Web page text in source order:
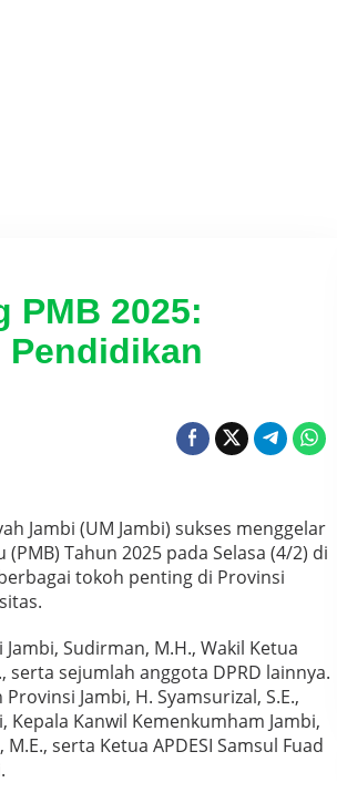
PMB 2025:
Pendidikan
Jambi (UM Jambi) sukses menggelar
Tahun 2025 pada Selasa (4/2) di
tokoh penting di Provinsi
Sudirman, M.H., Wakil Ketua
serta sejumlah anggota DPRD lainnya.
Jambi, H. Syamsurizal, S.E.,
Kepala Kanwil Kemenkumham Jambi,
serta Ketua APDESI Samsul Fuad